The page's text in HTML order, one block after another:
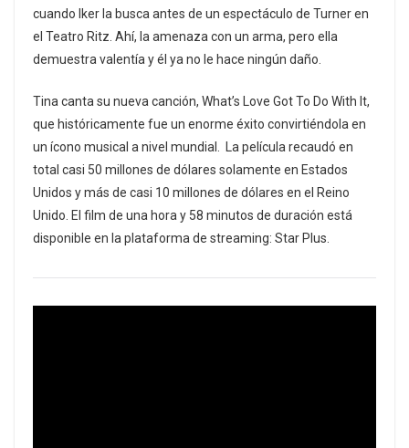
cuando Iker la busca antes de un espectáculo de Turner en
el Teatro Ritz. Ahí, la amenaza con un arma, pero ella
demuestra valentía y él ya no le hace ningún daño.
Tina canta su nueva canción, What’s Love Got To Do With It,
que históricamente fue un enorme éxito convirtiéndola en
un ícono musical a nivel mundial. La película recaudó en
total casi 50 millones de dólares solamente en Estados
Unidos y más de casi 10 millones de dólares en el Reino
Unido. El film de una hora y 58 minutos de duración está
disponible en la plataforma de streaming: Star Plus.